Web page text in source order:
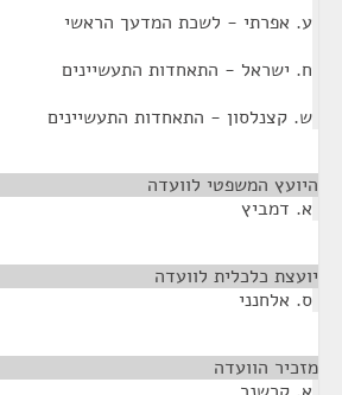
ע. אפרתי - לשכת המדעך הראשי
ח. ישראל - התאחדות התעשיינים
ש. קצנלסון - התאחדות התעשיינים
היועץ המשפטי לוועדה
א. דמביץ
יועצת כלכלית לוועדה
ס. אלחנני
מזכיר הוועדה